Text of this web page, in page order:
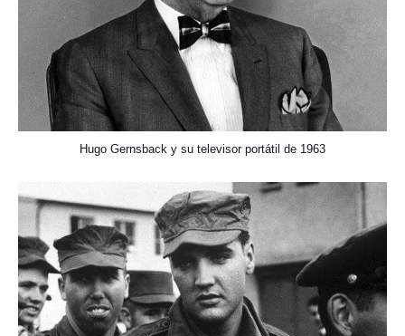
Hugo Gernsback y su televisor portátil de 1963